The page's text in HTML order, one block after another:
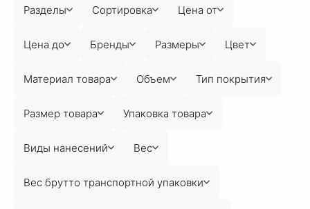
Разделы Сортировка Цена от
Цена до Бренды Размеры Цвет
Материал товара Объем Тип покрытия
Размер товара Упаковка товара
Виды нанесений Вес
Вес брутто транспортной упаковки